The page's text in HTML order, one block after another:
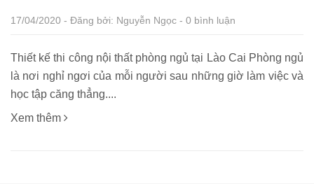
17/04/2020 - Đăng bởi: Nguyễn Ngọc - 0 bình luận
Thiết kế thi công nội thất phòng ngủ tại Lào Cai Phòng ngủ
là nơi nghỉ ngơi của mỗi người sau những giờ làm việc và
học tập căng thẳng....
Xem thêm